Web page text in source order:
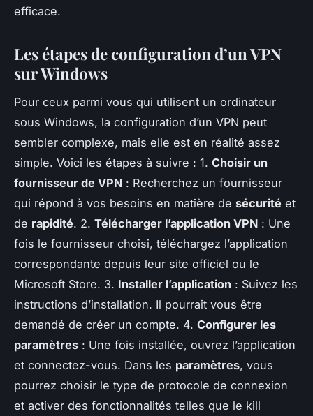
efficace.
Les étapes de configuration d’un VPN
sur Windows
Pour ceux parmi vous qui utilisent un ordinateur
sous Windows, la configuration d’un VPN peut
sembler complexe, mais elle est en réalité assez
simple. Voici les étapes à suivre : 1. Choisir un
fournisseur de VPN : Recherchez un fournisseur
qui répond à vos besoins en matière de sécurité et
de rapidité. 2. Télécharger l’application VPN : Une
fois le fournisseur choisi, téléchargez l’application
correspondante depuis leur site officiel ou le
Microsoft Store. 3. Installer l’application : Suivez les
instructions d’installation. Il pourrait vous être
demandé de créer un compte. 4. Configurer les
paramètres : Une fois installée, ouvrez l’application
et connectez-vous. Dans les paramètres, vous
pourrez choisir le type de protocole de connexion
et activer des fonctionnalités telles que le kill